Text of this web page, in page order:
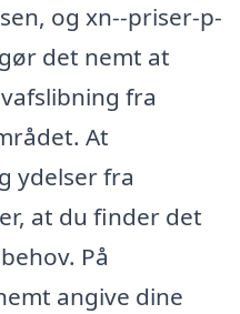
og xn--priser-p-
det nemt at
fra
At
ydelser fra
at du finder det
På
angive dine